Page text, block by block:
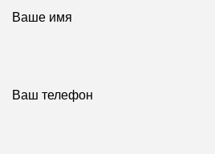
Ваше имя
Ваш телефон